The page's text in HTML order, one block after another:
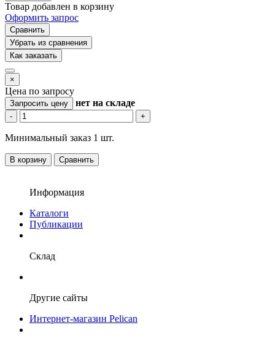
Товар добавлен в корзину
Оформить запрос
Сравнить
Убрать из сравнения
Как заказать
×
Цена по запросу
Запросить цену нет на складе
- +
Минимальный заказ 1 шт.
В корзину Сравнить
Информация
Каталоги
Публикации
Склад
Другие сайты
Интернет-магазин Pelican